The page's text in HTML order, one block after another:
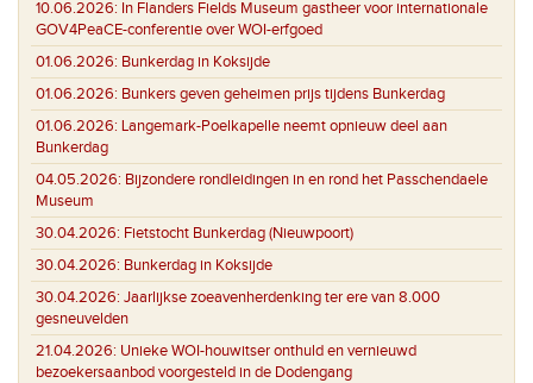
10.06.2026: In Flanders Fields Museum gastheer voor internationale
GOV4PeaCE-conferentie over WOI-erfgoed
01.06.2026: Bunkerdag in Koksijde
01.06.2026: Bunkers geven geheimen prijs tijdens Bunkerdag
01.06.2026: Langemark-Poelkapelle neemt opnieuw deel aan
Bunkerdag
04.05.2026: Bijzondere rondleidingen in en rond het Passchendaele
Museum
30.04.2026: Fietstocht Bunkerdag (Nieuwpoort)
30.04.2026: Bunkerdag in Koksijde
30.04.2026: Jaarlijkse zoeavenherdenking ter ere van 8.000
gesneuvelden
21.04.2026: Unieke WOI-houwitser onthuld en vernieuwd
bezoekersaanbod voorgesteld in de Dodengang